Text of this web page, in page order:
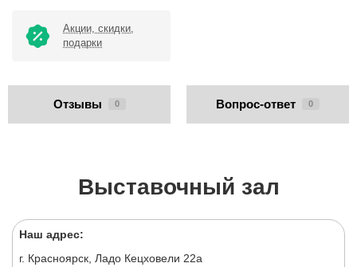
Акции, скидки,
подарки
Отзывы 0 Вопрос-ответ 0
Выставочный зал
Наш адрес:
г. Красноярск, Ладо Кецховели 22а